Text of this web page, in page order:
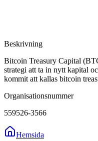
Beskrivning
Bitcoin Treasury Capital
strategi att ta in nytt kapital
kommit att kallas bitcoin
Organisationsnummer
559526-3566
Hemsida